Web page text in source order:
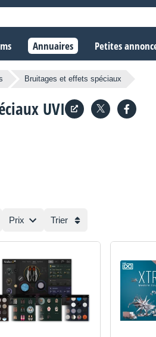
Annuaires Petites
Bruitages et effets spéciaux
UVI
Prix Trier